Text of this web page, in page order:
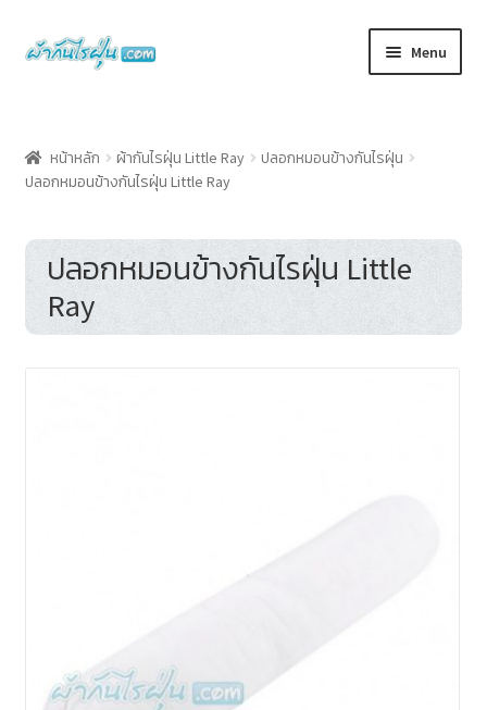
Skip
to
Skip
to
Menu
Cart
Checkout
My account
หน้าหลัก ผ้ากันไรฝุ่น Little Ray
ปลอกหมอนข้างกันไรฝุ่น
ปลอกหมอนข้างกันไรฝุ่น Little Ray
ปลอกหมอนข้างกันไรฝุ่น Little
Ray